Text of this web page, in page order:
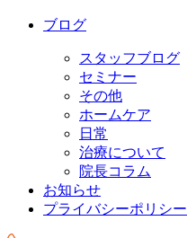
ブログ
スタッフブログ
セミナー
その他
ホームケア
日常
治療について
院長コラム
お知らせ
プライバシーポリシー